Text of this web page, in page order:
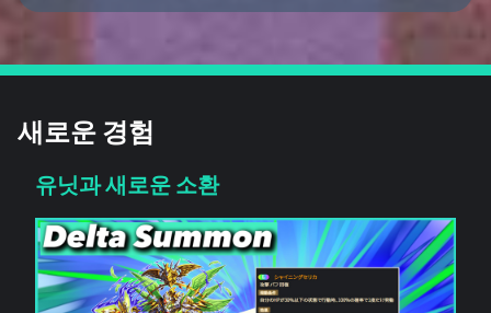
새로운 경험
유닛과 새로운 소환